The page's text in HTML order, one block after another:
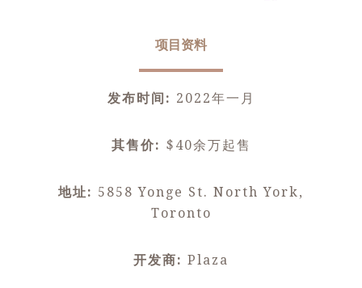
项目资料
发布时间: 2022年一月
其售价: $40余万起售
地址: 5858 Yonge St. North York,
Toronto
开发商: Plaza